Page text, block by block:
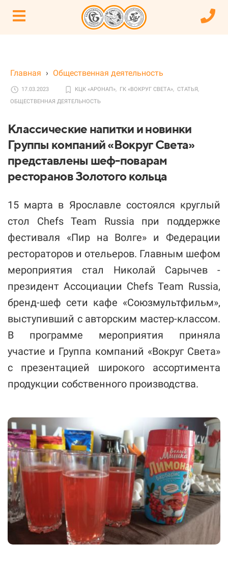
Главная › Общественная деятельность
17.03.2023 КЦК «АРОНАП», ГК «ВОКРУГ СВЕТА», СТАТЬЯ,
ОБЩЕСТВЕННАЯ ДЕЯТЕЛЬНОСТЬ
Классические напитки и новинки
Группы компаний «Вокруг Света»
представлены шеф-поварам
ресторанов Золотого кольца
15 марта в Ярославле состоялся круглый
стол Chefs Team Russia при поддержке
фестиваля «Пир на Волге» и Федерации
рестораторов и отельеров. Главным шефом
мероприятия стал Николай Сарычев -
президент Ассоциации Chefs Team Russia,
бренд-шеф сети кафе «Союзмультфильм»,
выступивший с авторским мастер-классом.
В программе мероприятия приняла
участие и Группа компаний «Вокруг Света»
с презентацией широкого ассортимента
продукции собственного производства.